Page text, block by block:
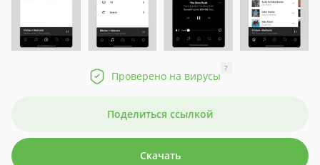
Проверено на вирусы
?
Поделиться ссылкой
Скачать